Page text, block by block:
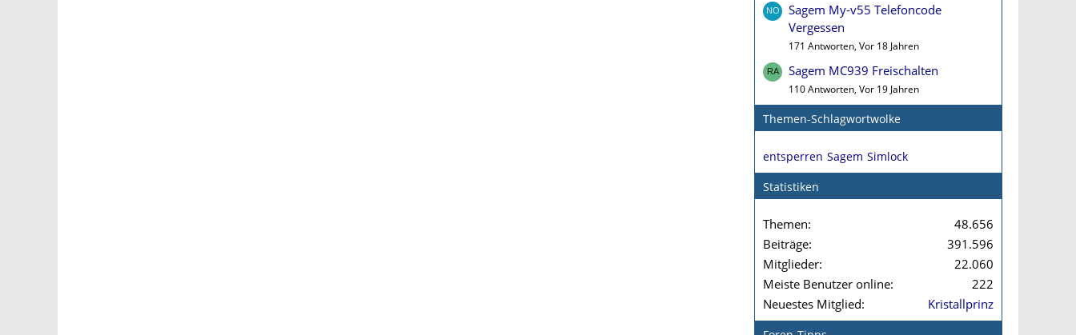
Sagem My-v55 Telefoncode
Vergessen
171 Antworten, Vor 18 Jahren
Sagem MC939 Freischalten
110 Antworten, Vor 19 Jahren
Themen-Schlagwortwolke
entsperren Sagem Simlock
Statistiken
Themen
48.656
Beiträge
391.596
Mitglieder
22.060
Meiste Benutzer online
222
Neuestes Mitglied
Kristallprinz